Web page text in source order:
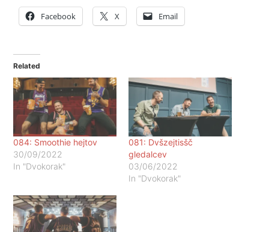
Facebook X Email
Related
084: Smoothie hejtov
30/09/2022
In "Dvokorak"
081: Dvšzejtisšč
gledalcev
03/06/2022
In "Dvokorak"